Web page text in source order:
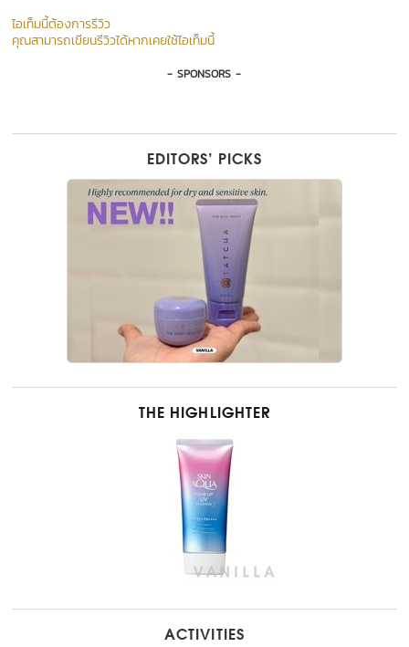
ไอเท็มนี้ต้องการรีวิว
คุณสามารถเขียนรีวิวได้หากเคยใช้ไอเท็มนี้
- SPONSORS -
EDITORS’ PICKS
THE HIGHLIGHTER
ACTIVITIES